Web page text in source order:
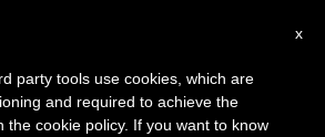
x
party tools use cookies, which are
and required to achieve the
the cookie policy. If you want to know